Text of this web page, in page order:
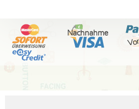
Nachnahme